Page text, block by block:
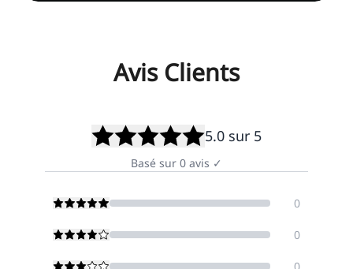
Avis Clients
5.0 sur 5
Basé sur 0 avis ✓
0
0